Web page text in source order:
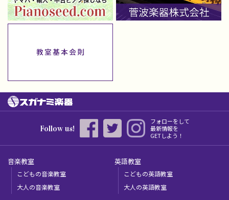
Follow us!
フォローをして
最新情報を
GETしよう！
音楽教室
こどもの音楽教室
大人の音楽教室
英語教室
こどもの英語教室
大人の英語教室